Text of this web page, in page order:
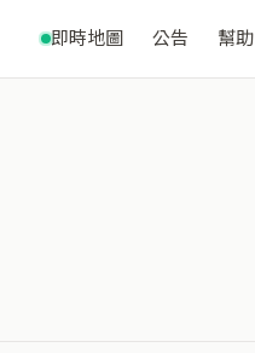
即時地圖 公告 幫助